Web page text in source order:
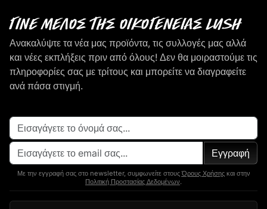
Γίνε μέλος της οικογένειας LUSH
Ανακαλύψτε τα νέα μας προϊόντα, τις συλλογές μας αλλά
και νέες εκπλήξεις πριν από όλους! Δεν θα μοιραστούμε τις
πληροφορίες σας με τρίτους και μπορείτε να διαγραφείτε
ανά πάσα στιγμή.
Εγγραφή
Με την εγγραφή σας στο newsletter, συμφωνείτε στουςΌρους Χρήσηςκαι στην
Πολιτική Προστασίας Δεδομένων.